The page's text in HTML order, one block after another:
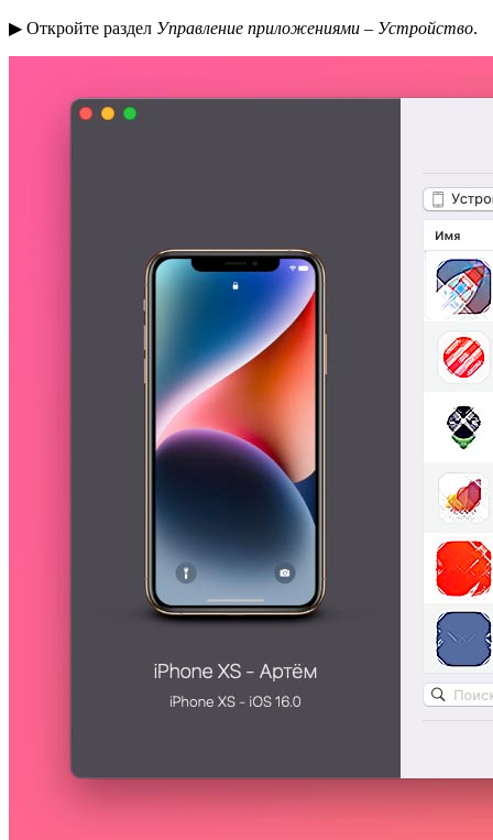
▶ Откройте раздел Управление приложениями – Устройство.